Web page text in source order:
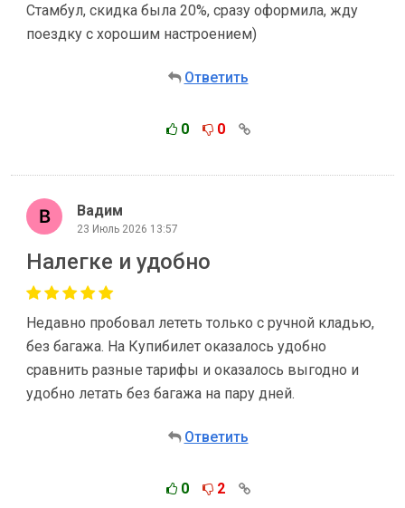
Стамбул, скидка была 20%, сразу оформила, жду
поездку с хорошим настроением)
Ответить
0 0
Вадим
23 Июль 2026 13:57
Налегке и удобно
Недавно пробовал лететь только с ручной кладью,
без багажа. На Купибилет оказалось удобно
сравнить разные тарифы и оказалось выгодно и
удобно летать без багажа на пару дней.
Ответить
0 2